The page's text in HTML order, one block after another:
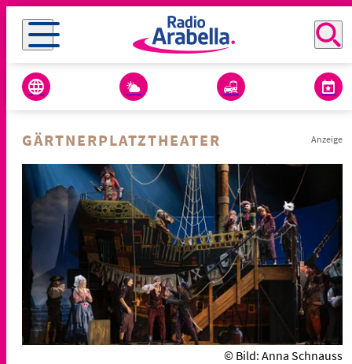
GÄRTNERPLATZTHEATER Anzeige
© Bild: Anna Schnauss